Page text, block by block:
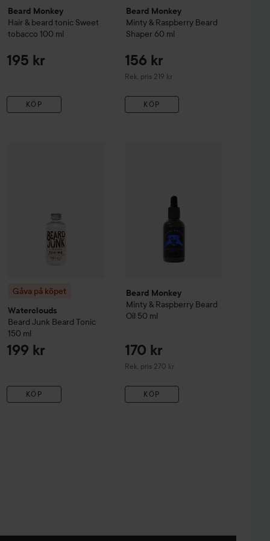
Beard Monkey
Hair & beard tonic Sweet
tobacco 100 ml
195 kr
KÖP
Beard Monkey
Minty & Raspberry Beard
Shaper 60 ml
156 kr
Rek. pris 219 kr
Rekommenderat pris 219 kr
KÖP
Gåva på köpet
Waterclouds
Beard Junk Beard Tonic
150 ml
199 kr
KÖP
Beard Monkey
Minty & Raspberry Beard
Oil 50 ml
170 kr
Rek. pris 270 kr
Rekommenderat pris 270 kr
KÖP